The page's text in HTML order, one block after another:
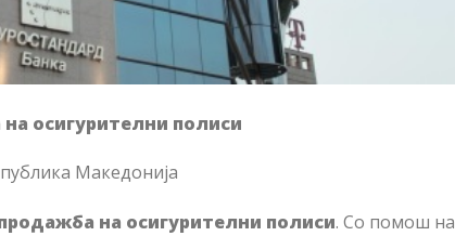
осигурителни полиси
Македонија
на осигурителни полиси. Со помош на